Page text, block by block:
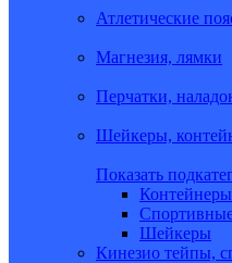
Атлетические
Магнезия, лямки
Перчатки,
Шейкеры,
Показать
Контейнеры
Шейкеры
Кинезио тейпы,